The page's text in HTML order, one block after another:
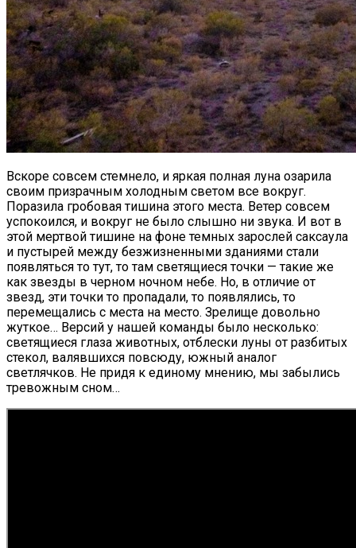
Вскоре совсем стемнело, и яркая полная луна озарила
своим призрачным холодным светом все вокруг.
Поразила гробовая тишина этого места. Ветер совсем
успокоился, и вокруг не было слышно ни звука. И вот в
этой мертвой тишине на фоне темных зарослей саксаула
и пустырей между безжизненными зданиями стали
появляться то тут, то там светящиеся точки — такие же
как звезды в черном ночном небе. Но, в отличие от
звезд, эти точки то пропадали, то появлялись, то
перемещались с места на место. Зрелище довольно
жуткое… Версий у нашей команды было несколько:
светящиеся глаза животных, отблески луны от разбитых
стекол, валявшихся повсюду, южный аналог
светлячков. Не придя к единому мнению, мы забылись
тревожным сном…